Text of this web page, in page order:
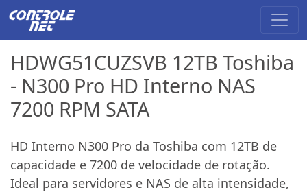
HDWG51CUZSVB 12TB Toshiba
- N300 Pro HD Interno NAS
7200 RPM SATA
HD Interno N300 Pro da Toshiba com 12TB de
capacidade e 7200 de velocidade de rotação.
Ideal para servidores e NAS de alta intensidade,